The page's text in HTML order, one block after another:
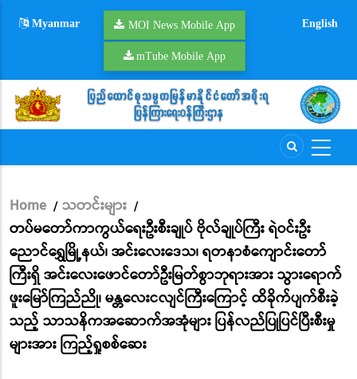
Myanmar MOI News Mobile App
mTube Mobile App
English
Breadcrumb
Home / သတင်းများ /
တပ်မတော်ကာကွယ်ရေးဦးစီးချုပ် ဗိုလ်ချုပ်ကြီး ရဲဝင်းဦး
ညောင်ရွှေမြို့နယ်၊ အင်းလေးဒေသ၊ ရတနာစံကျောင်းတော်
ကြီးရှိ အင်းလေးဖောင်တော်ဦးမြတ်စွာဘုရားအား သွားရောက်
ဖူးမြော်ကြည်ညို၊ မန္တလေးငလျင်ကြီးကြောင့် ထိခိုက်ပျက်စီးခဲ့
သည့် သာသနိကအဆောက်အအုံများ ပြန်လည်ပြုပြင်ပြီးစီးမှု
များအား ကြည့်ရှုစစ်ဆေး